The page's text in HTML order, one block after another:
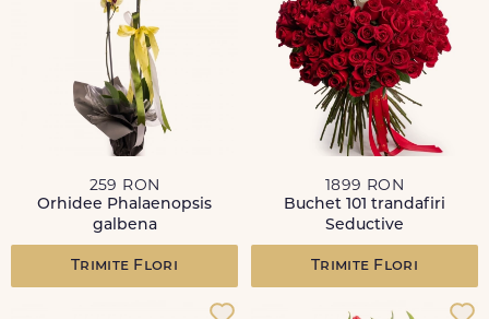
259 RON
Orhidee Phalaenopsis
galbena
Trimite Flori
1899 RON
Buchet 101 trandafiri
Seductive
Trimite Flori